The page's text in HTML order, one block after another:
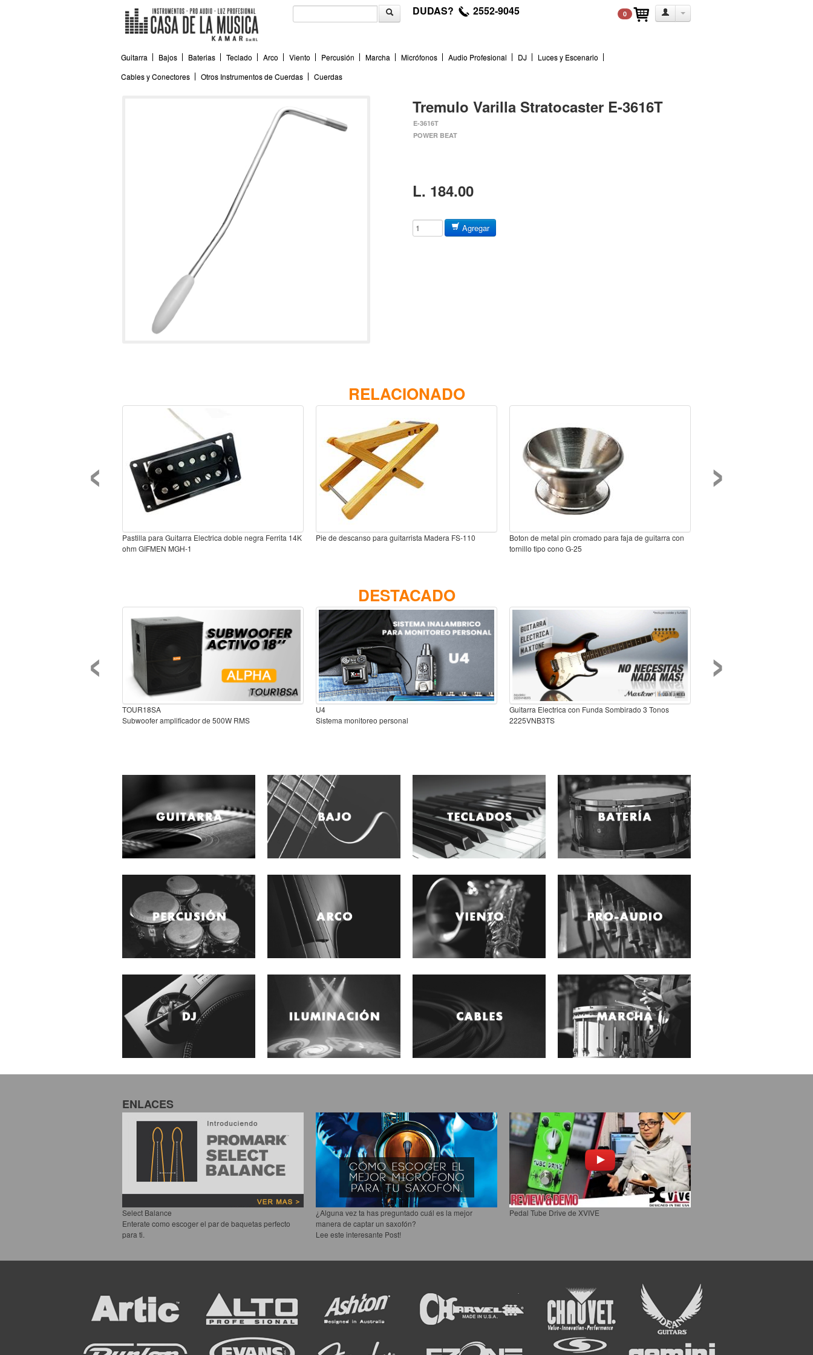
DUDAS? 2552-9045 0
Guitarra Bajos Baterias Teclado Arco Viento Percusión Marcha Micrófonos Audio Profesional DJ
Luces y Escenario
Cables y Conectores
Otros Instrumentos de Cuerdas Cuerdas
Tremulo Varilla Stratocaster E-3616T
E-3616T
POWER BEAT
L. 184.00
Agregar
RELACIONADO
Pastilla para Guitarra Electrica doble negra Ferrita 14K
ohm GIFMEN MGH-1
Pie de descanso para guitarrista Madera FS-110
Boton de metal pin cromado para faja de guitarra con
tornillo tipo cono G-25
‹ ›
DESTACADO
TOUR18SA
Subwoofer amplificador de 500W RMS
U4
Sistema monitoreo personal
Guitarra Electrica con Funda Sombirado 3 Tonos
2225VNB3TS
‹ ›
ENLACES
Select Balance
Enterate como escoger el par de baquetas perfecto
para ti.
¿Alguna vez ta has preguntado cuál es la mejor
manera de captar un saxofón?
Lee este interesante Post!
Pedal Tube Drive de XVIVE